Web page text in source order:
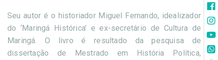
Seu autor é o historiador Miguel Fernando, idealizador
do ‘Maringá Histórica’ e ex-secretário de Cultura de
Maringá. O livro é resultado da pesquisa de
dissertação de Mestrado em História Política,